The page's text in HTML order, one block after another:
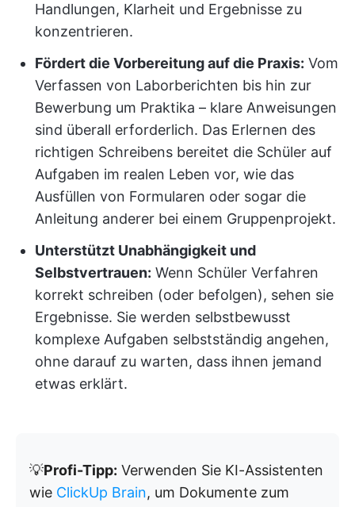
Handlungen, Klarheit und Ergebnisse zu
konzentrieren.
Fördert die Vorbereitung auf die Praxis: Vom
Verfassen von Laborberichten bis hin zur
Bewerbung um Praktika – klare Anweisungen
sind überall erforderlich. Das Erlernen des
richtigen Schreibens bereitet die Schüler auf
Aufgaben im realen Leben vor, wie das
Ausfüllen von Formularen oder sogar die
Anleitung anderer bei einem Gruppenprojekt.
Unterstützt Unabhängigkeit und
Selbstvertrauen: Wenn Schüler Verfahren
korrekt schreiben (oder befolgen), sehen sie
Ergebnisse. Sie werden selbstbewusst
komplexe Aufgaben selbstständig angehen,
ohne darauf zu warten, dass ihnen jemand
etwas erklärt.
💡Profi-Tipp: Verwenden Sie KI-Assistenten
wie ClickUp Brain, um Dokumente zum